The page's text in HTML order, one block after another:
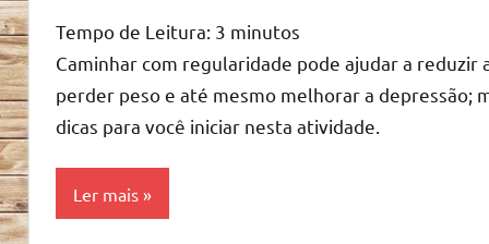
Tempo de Leitura: 3 minutos
Caminhar com regularidade pode ajudar a
perder peso e até mesmo melhorar a depressão;
dicas para você iniciar nesta atividade.
Ler mais